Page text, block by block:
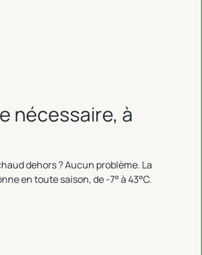
nécessaire, à
dehors ? Aucun problème. La
en toute saison, de -7° à 43°C.